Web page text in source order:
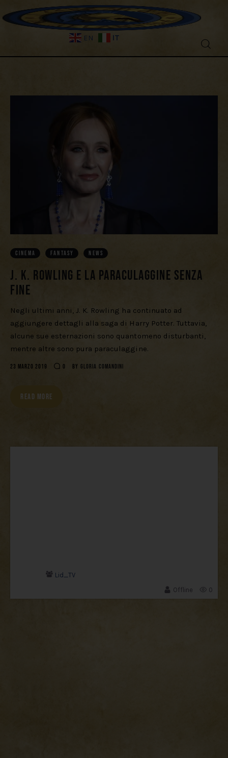
EN IT
Recensioni
Libri e fumetti
Cercatori
Download
CINEMA FANTASY NEWS
J. K. Rowling e la paraculaggine senza
fine
Negli ultimi anni, J. K. Rowling ha continuato ad
aggiungere dettagli alla saga di Harry Potter. Tuttavia,
alcune sue esternazioni sono quantomeno disturbanti,
mentre altre sono pura paraculaggine.
23 MARZO 2019 0 BY GLORIA COMANDINI
READ MORE
Lid_TV
Offline
0